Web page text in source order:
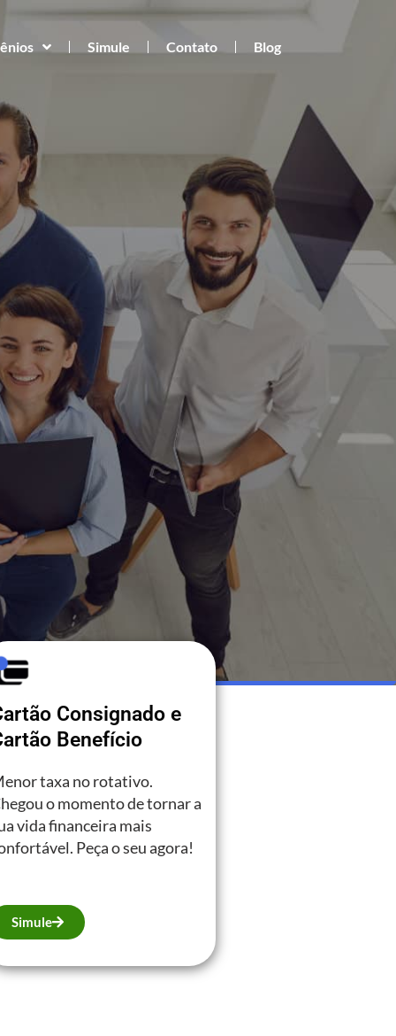
Simule Contato Blog
Consignado e
Benefício
taxa no rotativo.
o momento de tornar a
vida financeira mais
Peça o seu agora!
Simule